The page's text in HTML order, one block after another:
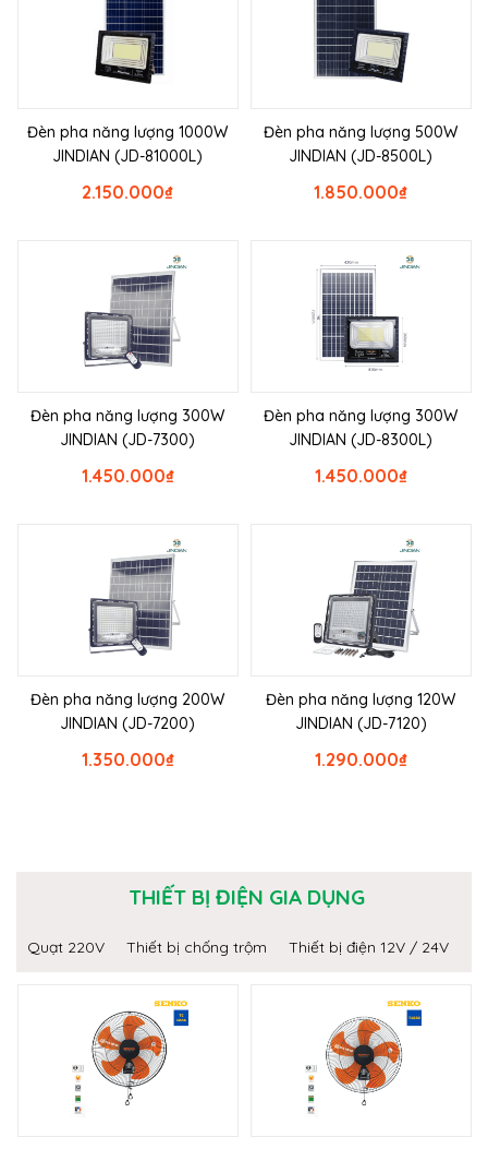
Đèn pha năng lượng 1000W
JINDIAN (JD-81000L)
₫
2.150.000
Đèn pha năng lượng 500W
JINDIAN (JD-8500L)
₫
1.850.000
Đèn pha năng lượng 300W
JINDIAN (JD-7300)
₫
1.450.000
Đèn pha năng lượng 300W
JINDIAN (JD-8300L)
₫
1.450.000
Đèn pha năng lượng 200W
JINDIAN (JD-7200)
₫
1.350.000
Đèn pha năng lượng 120W
JINDIAN (JD-7120)
₫
1.290.000
THIẾT BỊ ĐIỆN GIA DỤNG
Quạt 220V Thiết bị chống trộm Thiết bị điện 12V / 24V